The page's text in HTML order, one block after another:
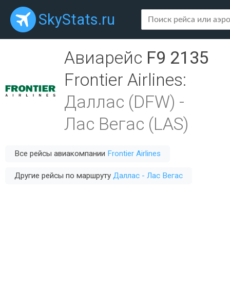
SkyStats.ru
Авиарейс F9 2135
Frontier Airlines:
Даллас (DFW) -
Лас Вегас (LAS)
Все рейсы авиакомпании Frontier Airlines
Другие рейсы по маршруту Даллас - Лас Вегас